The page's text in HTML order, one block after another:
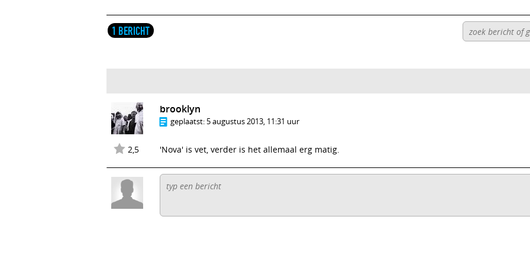
1 BERICHT
2,5
brooklyn
geplaatst: 5 augustus 2013, 11:31 uur
'Nova' is vet, verder is het allemaal erg matig.